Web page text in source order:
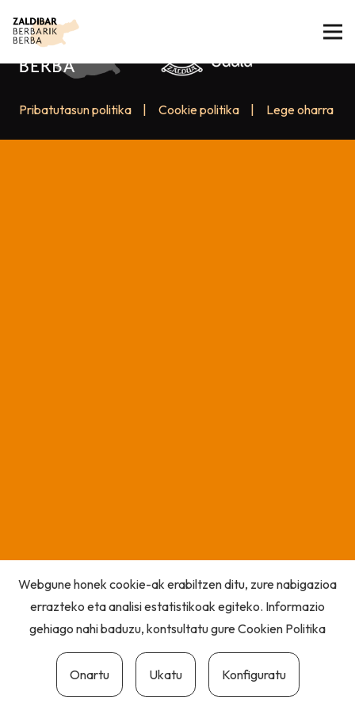
Pribatutasun politika Cookie politika Lege oharra
Webgune honek cookie-ak erabiltzen ditu, zure nabigazioa
errazteko eta analisi estatistikoak egiteko. Informazio
gehiago nahi baduzu, kontsultatu gureCookien Politika
Onartu Ukatu Konfiguratu